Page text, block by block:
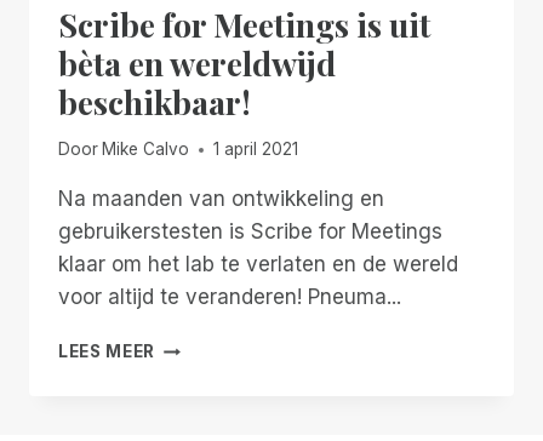
Scribe for Meetings is uit
bèta en wereldwijd
beschikbaar!
Door Mike Calvo 1 april 2021
Na maanden van ontwikkeling en
gebruikerstesten is Scribe for Meetings
klaar om het lab te verlaten en de wereld
voor altijd te veranderen! Pneuma...
LEES MEER SCRIBE